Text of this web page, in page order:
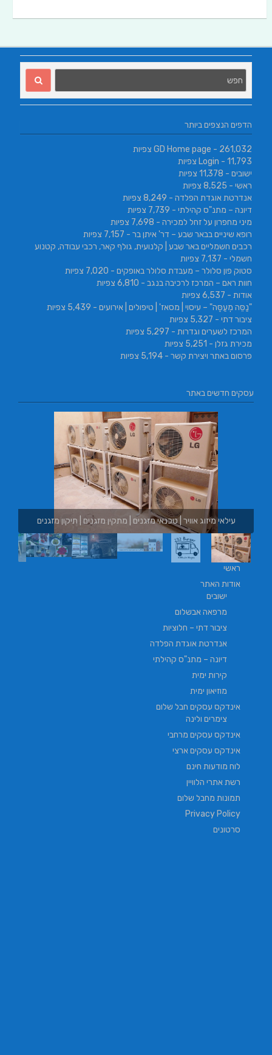
הדפים הנצפים ביותר
GD Home page - 261,032 צפיות
Login - 11,793 צפיות
ישובים - 11,378 צפיות
ראשי - 8,525 צפיות
אנדרטת אוגדת הפלדה - 8,249 צפיות
דיונה – מתנ"ס קהילתי - 7,739 צפיות
מיני מחפרון על זחל למכירה - 7,698 צפיות
רופא שיניים בבאר שבע – דר' איתן בר - 7,157 צפיות
רכבים חשמליים באר שבע | קלנועית, גולף קאר, רכבי עבודה, קטנוע
חשמלי - 7,137 צפיות
סטוק פון סלולר – מעבדת סלולר באופקים - 7,020 צפיות
חוות ראם – המרכז לרכיבה בנגב - 6,810 צפיות
אודות - 6,537 צפיות
"נַסֵּה מְעַסֶּה" – עיסוי | מסאז' | טיפולים | אירועים - 5,439 צפיות
ציבור דתי - 5,327 צפיות
המרכז לשערים וגדרות - 5,297 צפיות
מכירת גזלן - 5,251 צפיות
פרסום באתר ויצירת קשר - 5,194 צפיות
עסקים חדשים באתר
מזגנים | תיקון מזגנים בורגר באשכול | בורגר 232 | Burger 232 | בורגר בר
ראשי
אודות האתר
ישובים
מרפאה אבשלום
ציבור דתי – חלוציות
אנדרטת אוגדת הפלדה
דיונה – מתנ"ס קהילתי
קירות ימית
מוזיאון ימית
אינדקס עסקים חבל שלום
צימרים ולינה
אינדקס עסקים מרחבי
אינדקס עסקים ארצי
לוח מודעות חינם
רשת אתרי הלוויין
תמונות מחבל שלום
Privacy Policy
סרטונים